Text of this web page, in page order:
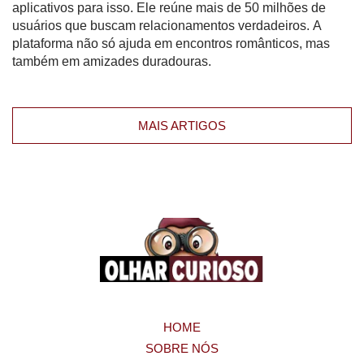
aplicativos para isso. Ele reúne mais de 50 milhões de
usuários que buscam relacionamentos verdadeiros. A
plataforma não só ajuda em encontros românticos, mas
também em amizades duradouras.
MAIS ARTIGOS
HOME
SOBRE NÓS